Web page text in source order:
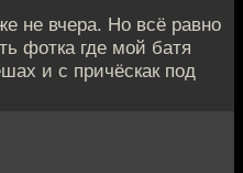
не вчера. Но всё равно
фотка где мой батя
и с причёскак под